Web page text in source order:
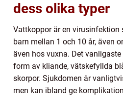
dess olika typer
Vattkoppor är en
barn mellan 1 och 10 år, även
även hos vuxna. Det
form av kliande, vätskefyllda
skorpor. Sjukdomen är
men kan ibland ge